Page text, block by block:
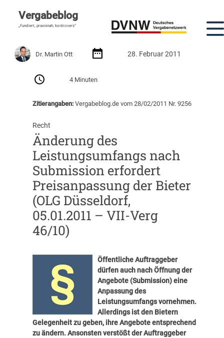
Vergabeblog
„Fundiert, praxisnah, kontrovers“
Dr. Martin Ott 28. Februar 2011
4 Minuten
Zitierangaben:Vergabeblog.de vom 28/02/2011 Nr. 9256
Recht
Änderung des
Leistungsumfangs nach
Submission erfordert
Preisanpassung der Bieter
(OLG Düsseldorf,
05.01.2011 – VII-Verg
46/10)
Öffentliche Auftraggeber
dürfen auch nach Öffnung der
Angebote (Submission) eine
Anpassung des
Leistungsumfangs vornehmen.
Allerdings ist den Bietern
Gelegenheit zu geben, ihre Angebote entsprechend
zu ändern. Ansonsten verstößt der Auftraggeber